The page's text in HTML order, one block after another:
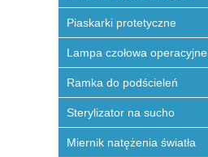
Piaskarki protetyczne
Lampa czołowa operacyjne
Ramka do podścieleń
Sterylizator na sucho
Miernik natężenia światła